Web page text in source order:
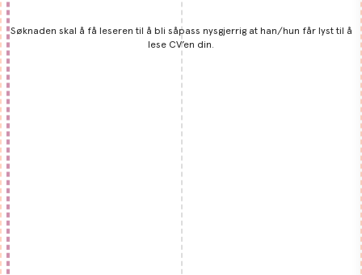
Søknaden skal å få leseren til å bli såpass nysgjerrig at han/hun får lyst til å
lese CV’en din.